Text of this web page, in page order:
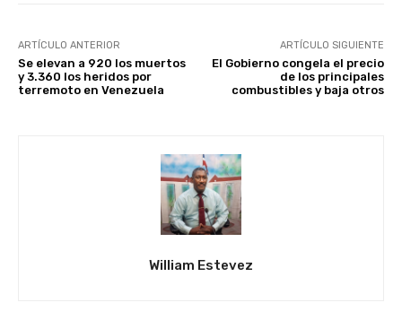
ARTÍCULO ANTERIOR
Se elevan a 920 los muertos
y 3.360 los heridos por
terremoto en Venezuela
ARTÍCULO SIGUIENTE
El Gobierno congela el precio
de los principales
combustibles y baja otros
William Estevez